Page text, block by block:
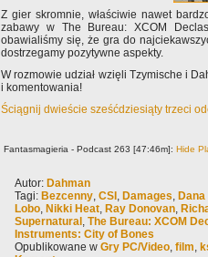
Z gier skromnie, właściwie nawet
zabawy w The Bureau: XCOM
obawialiśmy się, że gra do
dostrzegamy pozytywne aspekty.
W rozmowie udział wzięli Tzymische i
i komentowania!
Ściągnij dwieście sześćdziesiąty trzeci
Fantasmagieria - Podcast 263 [47:46m]: Hide
Autor: Dahman
Tagi: Bezcenny, CSI , Damages,
Lobo, Nikki Heat, Ray Donovan,
Supernatural , The Bureau: XCOM
Instruments: City of Bones
Opublikowane w Gry PC/Video, film,